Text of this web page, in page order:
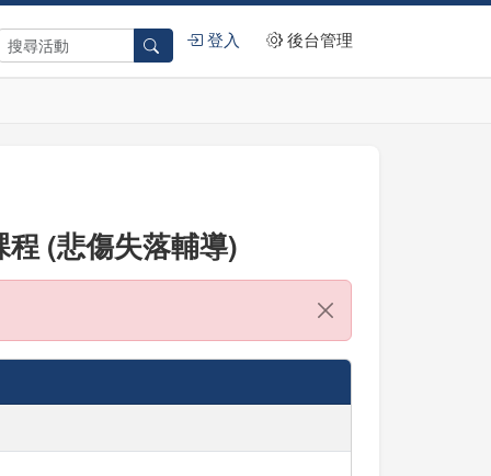
登入 後台管理
(悲傷失落輔導)